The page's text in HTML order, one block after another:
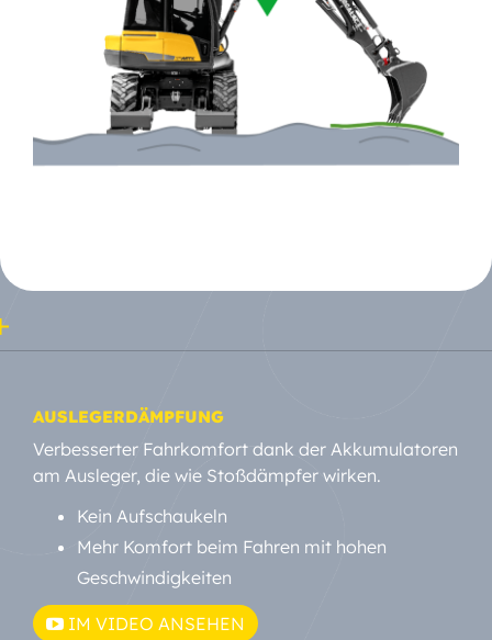
AUSLEGERDÄMPFUNG
Verbesserter Fahrkomfort dank der Akkumulatoren
am Ausleger, die wie Stoßdämpfer wirken.
Kein Aufschaukeln
Mehr Komfort beim Fahren mit hohen
Geschwindigkeiten
IM VIDEO ANSEHEN